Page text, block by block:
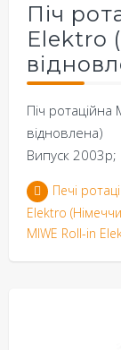
Піч
Elektro
Піч ротаційна
відновлена)
Випуск 2003р;
Печі
Elektro
MIWE Roll-in